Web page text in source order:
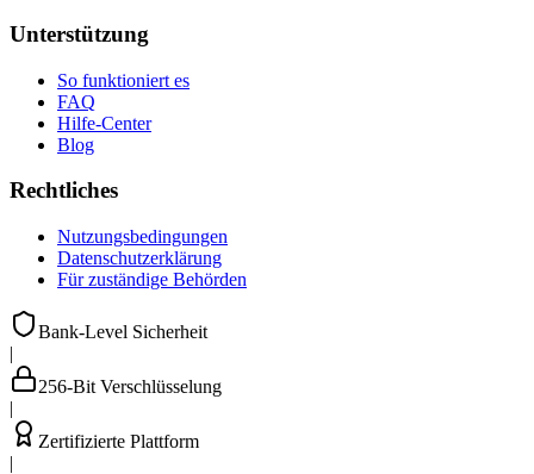
Unterstützung
So funktioniert es
FAQ
Hilfe-Center
Blog
Rechtliches
Nutzungsbedingungen
Datenschutzerklärung
Für zuständige Behörden
Bank-Level Sicherheit
|
256-Bit Verschlüsselung
|
Zertifizierte Plattform
|